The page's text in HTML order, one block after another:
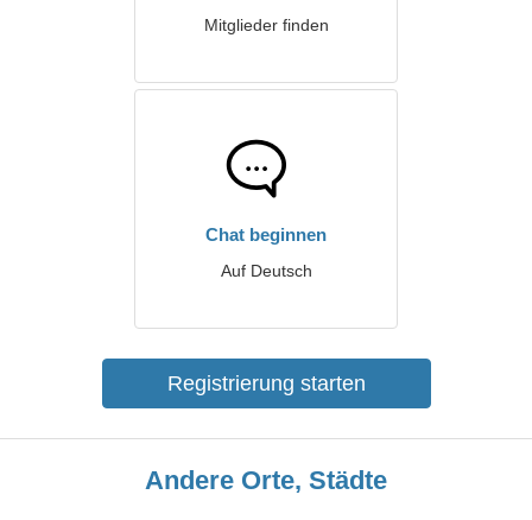
Mitglieder finden
Chat beginnen
Auf Deutsch
Registrierung starten
Andere Orte, Städte